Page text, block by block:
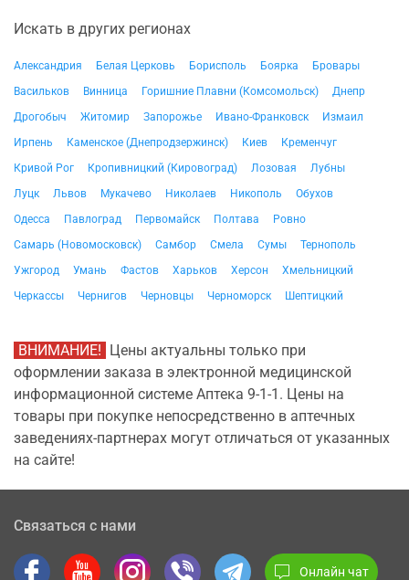
Искать в других регионах
Александрия Белая Церковь Борисполь Боярка
Бровары
Васильков
Винница Горишние Плавни (Комсомольск)
Днепр
Дрогобыч
Житомир Запорожье Ивано-Франковск
Измаил
Ирпень
Каменское (Днепродзержинск) Киев
Кременчуг
Кривой Рог
Кропивницкий (Кировоград) Лозовая
Лубны
Луцк
Львов Мукачево Николаев Никополь
Обухов
Одесса
Павлоград Первомайск Полтава
Ровно
Самарь (Новомосковск)
Самбор Смела Сумы
Тернополь
Ужгород
Умань Фастов Харьков Херсон
Хмельницкий
Черкассы
Чернигов Черновцы Черноморск Шептицкий
ВНИМАНИЕ! Цены актуальны только при
оформлении заказа в электронной медицинской
информационной системе Аптека 9-1-1. Цены на
товары при покупке непосредственно в аптечных
заведениях-партнерах могут отличаться от указанных
на сайте!
Связаться с нами
Онлайн чат